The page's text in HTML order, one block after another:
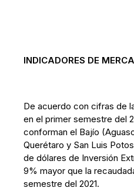
INDICADORES DE
De acuerdo con cifras de
en el primer semestre del
conforman el Bajío
Querétaro y San Luis
de dólares de Inversión
9% mayor que la
semestre del 2021.